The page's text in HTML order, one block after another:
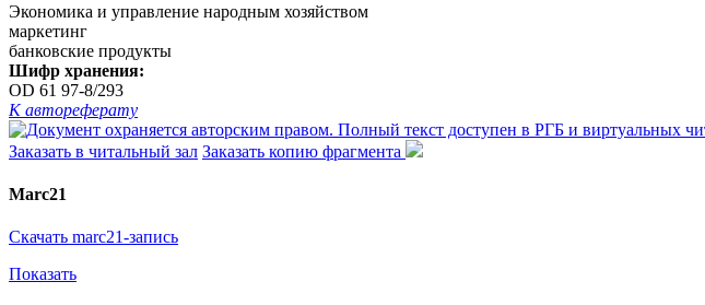
Экономика и управление народным хозяйством
маркетинг
банковские продукты
Шифр хранения:
OD 61 97-8/293
К автореферату
Заказать в читальный зал Заказать копию фрагмента
Marc21
Скачать marc21-запись
Показать